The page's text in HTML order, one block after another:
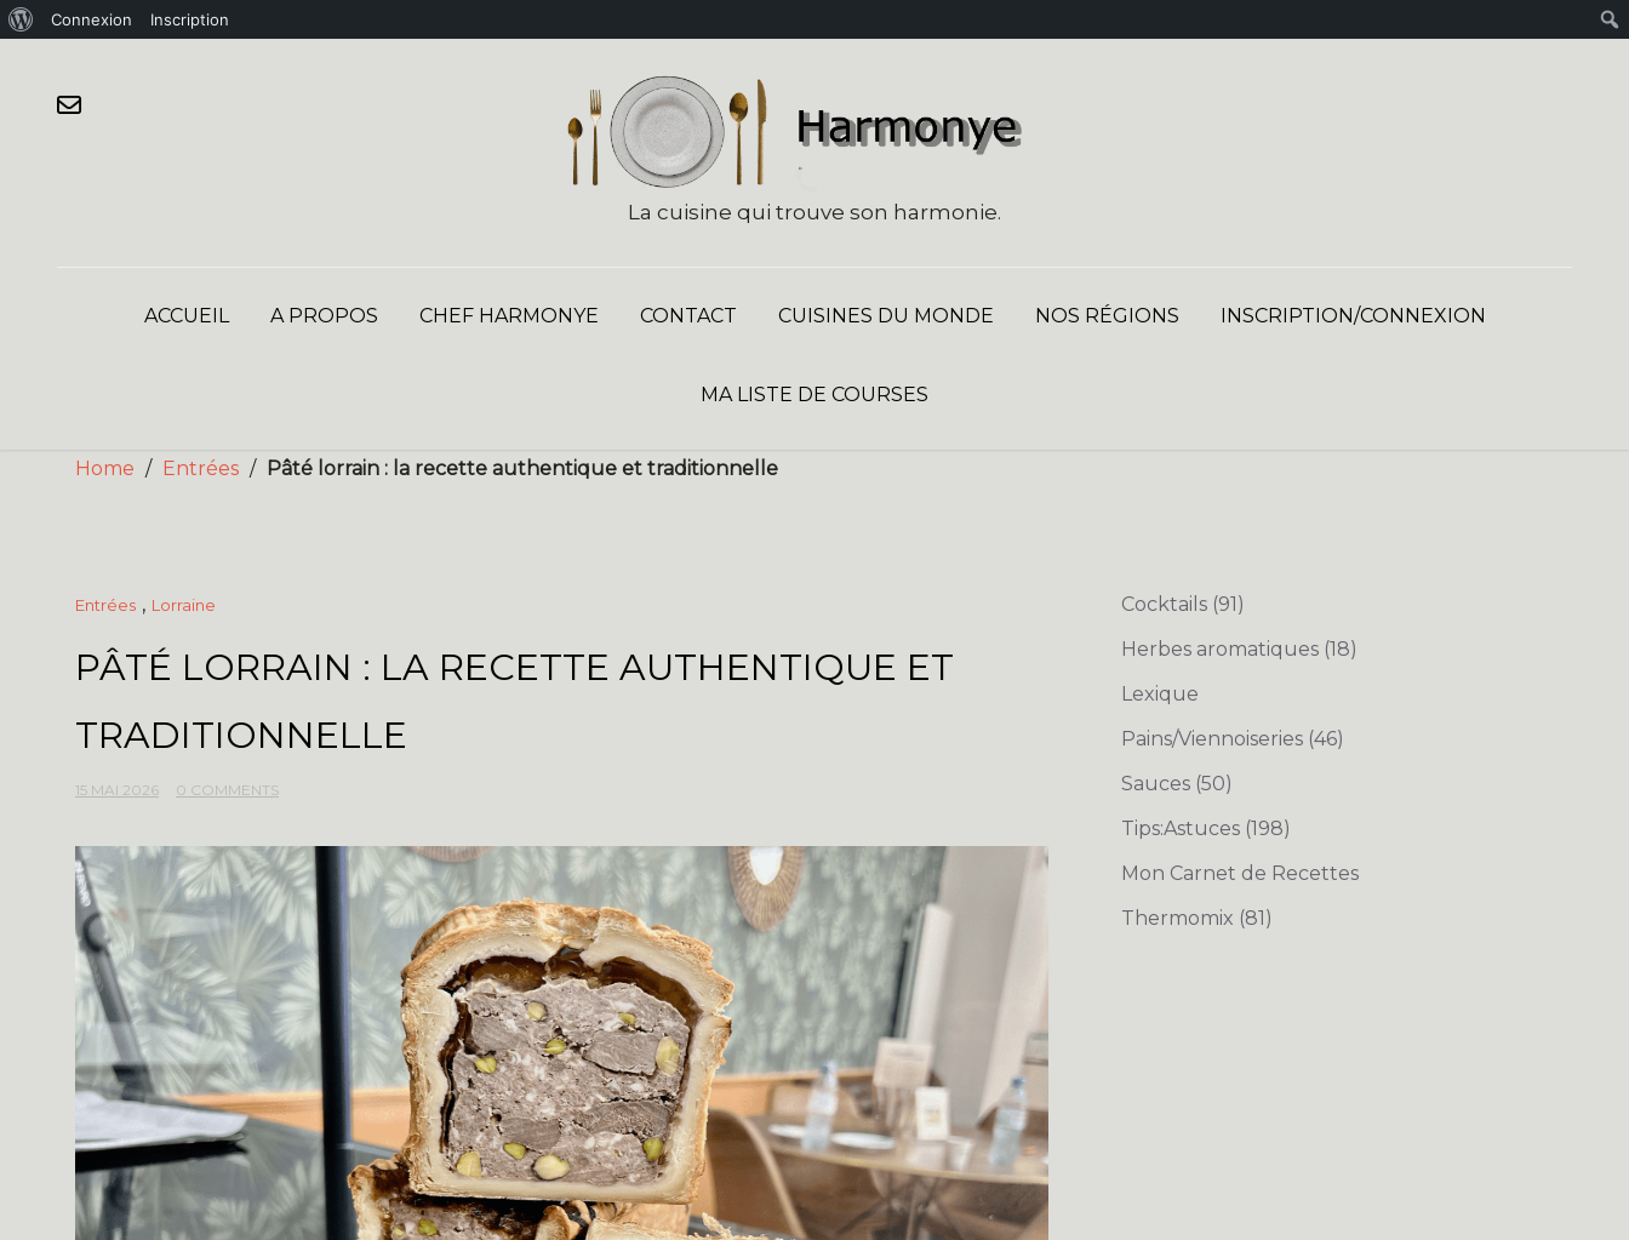
Connexion Inscription
La cuisine qui trouve son harmonie.
ACCUEIL A PROPOS CHEF HARMONYE CONTACT CUISINES DU MONDE NOS RÉGIONS INSCRIPTION/CONNEXION
MA LISTE DE COURSES
Home / Entrées / Pâté lorrain : la recette authentique et traditionnelle
Entrées , Lorraine
PÂTÉ LORRAIN : LA RECETTE AUTHENTIQUE ET
TRADITIONNELLE
15 MAI 2026 0 COMMENTS
Cocktails (91)
Herbes aromatiques (18)
Lexique
Pains/Viennoiseries (46)
Sauces (50)
Tips:Astuces (198)
Mon Carnet de Recettes
Thermomix (81)